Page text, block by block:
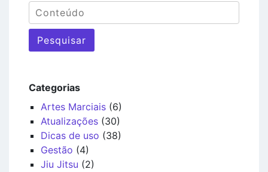
Pesquisar
Categorias
Artes Marciais (6)
Atualizações (30)
Dicas de uso (38)
Gestão (4)
Jiu Jitsu (2)